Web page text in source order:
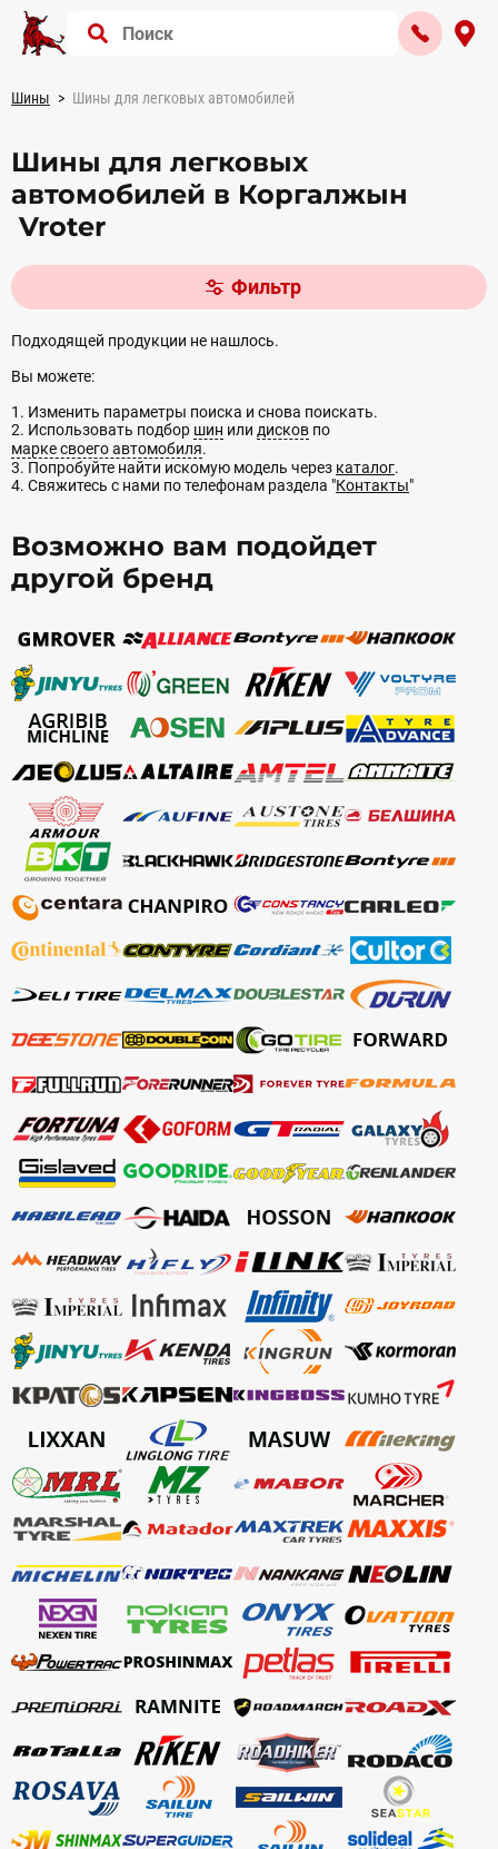
Шины Шины для легковых автомобилей
Шины для легковых
автомобилей в Коргалжын
Vroter
Фильтр
Подходящей продукции не нашлось.
Вы можете:
1. Изменить параметры поиска и снова поискать.
2. Использовать подбор шин или дисков по
марке своего автомобиля.
3. Попробуйте найти искомую модель через каталог.
4. Свяжитесь с нами по телефонам раздела "Контакты"
Возможно вам подойдет
другой бренд